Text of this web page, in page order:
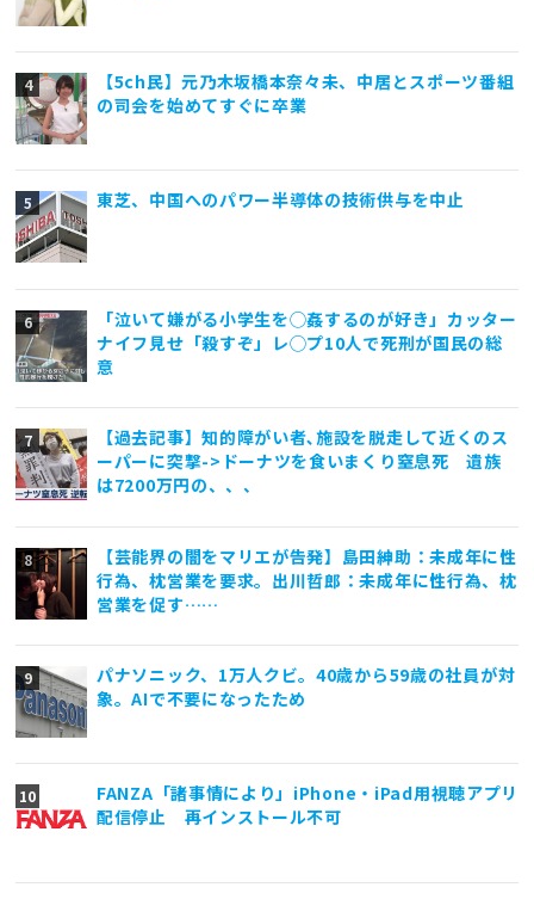
【5ch民】元乃木坂橋本奈々未、中居とスポーツ番組
の司会を始めてすぐに卒業
東芝、中国へのパワー半導体の技術供与を中止
「泣いて嫌がる小学生を◯姦するのが好き」カッター
ナイフ見せ「殺すぞ」レ◯プ10人で死刑が国民の総
意
【過去記事】知的障がい者､施設を脱走して近くのス
ーパーに突撃->ドーナツを食いまくり窒息死 遺族
は7200万円の、、、
【芸能界の闇をマリエが告発】島田紳助：未成年に性
行為、枕営業を要求。出川哲郎：未成年に性行為、枕
営業を促す……
パナソニック、1万人クビ。40歳から59歳の社員が対
象。AIで不要になったため
FANZA「諸事情により」iPhone・iPad用視聴アプリ
配信停止 再インストール不可